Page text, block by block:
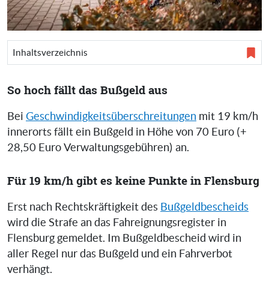
Inhaltsverzeichnis
So hoch fällt das Bußgeld aus
Bei Geschwindigkeitsüberschreitungen mit 19 km/h
innerorts fällt ein Bußgeld in Höhe von 70 Euro (+
28,50 Euro Verwaltungsgebühren) an.
Für 19 km/h gibt es keine Punkte in Flensburg
Erst nach Rechtskräftigkeit des Bußgeldbescheids
wird die Strafe an das Fahreignungsregister in
Flensburg gemeldet. Im Bußgeldbescheid wird in
aller Regel nur das Bußgeld und ein Fahrverbot
verhängt.